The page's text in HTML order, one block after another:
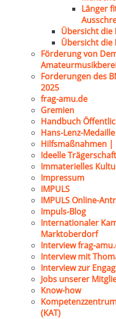
Länger
Übersicht die
Übersicht die
Förderung von
Forderungen des
2025
frag-amu.de
Gremien
Handbuch
Hans-Lenz-Medaille
Hilfsmaßnahmen |
Ideelle
Immaterielles
Impressum
IMPULS
IMPULS Online-
Impuls-Blog
Internationaler
Marktoberdorf
Interview frag-
Interview mit
Interview zur
Jobs unserer
Know-how
(KAT)